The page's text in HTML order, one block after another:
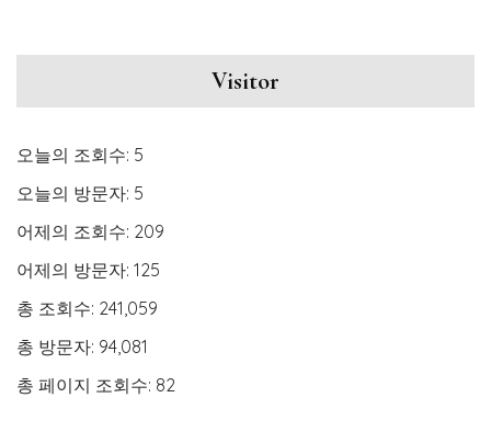
Visitor
오늘의 조회수: 5
오늘의 방문자: 5
어제의 조회수: 209
어제의 방문자: 125
총 조회수: 241,059
총 방문자: 94,081
총 페이지 조회수: 82